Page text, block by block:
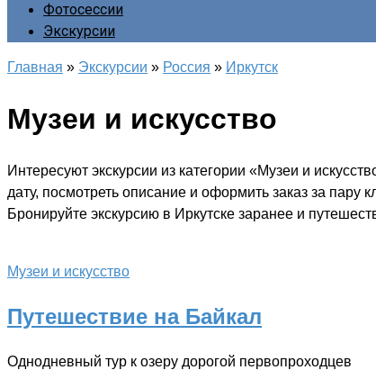
Фотосессии
Экскурсии
Главная » Экскурсии » Россия » Иркутск
Музеи и искусство
Интересуют экскурсии из категории «Музеи и
дату, посмотреть описание и оформить заказ за
Бронируйте экскурсию в Иркутске заранее и
Музеи и искусство
Путешествие на Байкал
Однодневный тур к озеру дорогой первопроходцев